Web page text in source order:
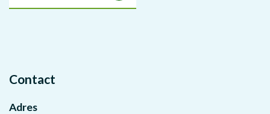
Contact
Adres